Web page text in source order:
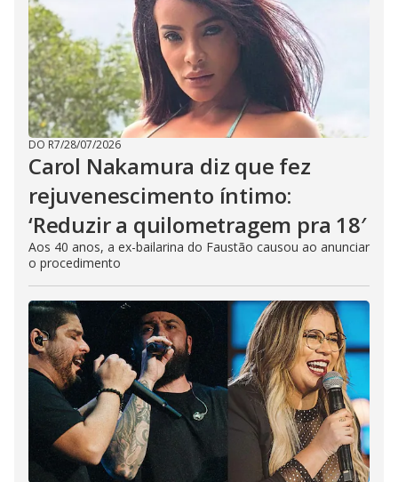
DO R7/28/07/2026
Carol Nakamura diz que fez
rejuvenescimento íntimo:
‘Reduzir a quilometragem pra 18′
Aos 40 anos, a ex-bailarina do Faustão causou ao anunciar
o procedimento